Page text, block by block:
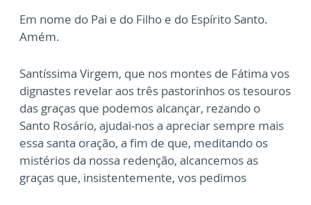
Em nome do Pai e do Filho e do Espírito Santo.
Amém.
Santíssima Virgem, que nos montes de Fátima vos
dignastes revelar aos três pastorinhos os tesouros
das graças que podemos alcançar, rezando o
Santo Rosário, ajudai-nos a apreciar sempre mais
essa santa oração, a fim de que, meditando os
mistérios da nossa redenção, alcancemos as
graças que, insistentemente, vos pedimos